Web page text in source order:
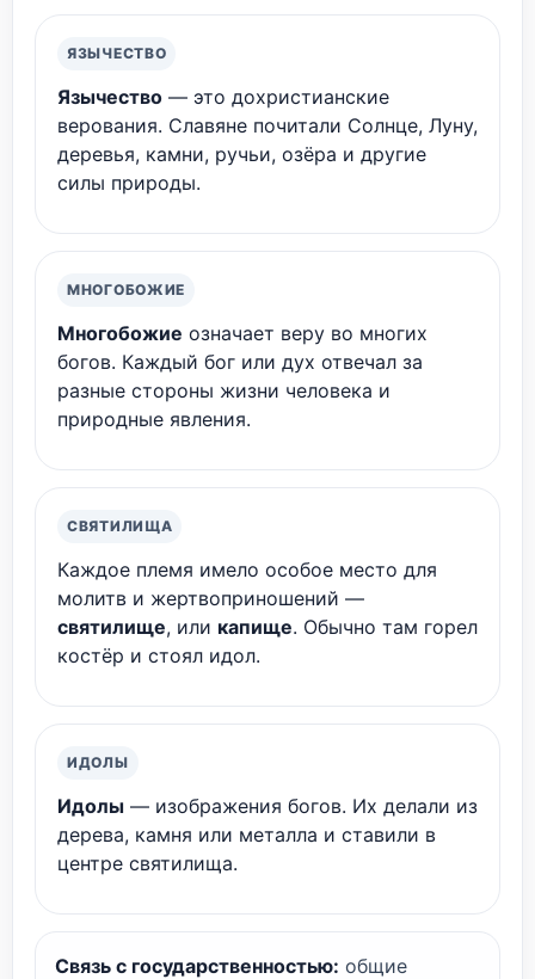
ЯЗЫЧЕСТВО
Язычество — это дохристианские
верования. Славяне почитали Солнце, Луну,
деревья, камни, ручьи, озёра и другие
силы природы.
МНОГОБОЖИЕ
Многобожие означает веру во многих
богов. Каждый бог или дух отвечал за
разные стороны жизни человека и
природные явления.
СВЯТИЛИЩА
Каждое племя имело особое место для
молитв и жертвоприношений —
святилище, или капище. Обычно там горел
костёр и стоял идол.
ИДОЛЫ
Идолы — изображения богов. Их делали из
дерева, камня или металла и ставили в
центре святилища.
Связь с государственностью: общие